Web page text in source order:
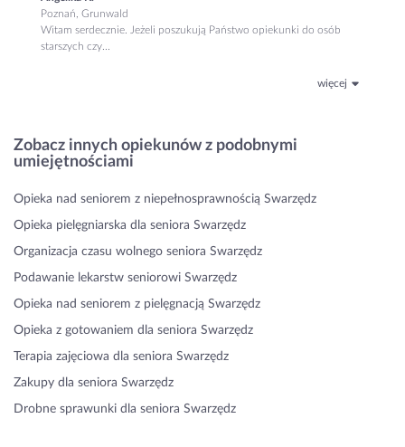
Poznań, Grunwald
Witam serdecznie. Jeżeli poszukują Państwo opiekunki do osób
starszych czy...
więcej
Zobacz innych opiekunów z podobnymi
umiejętnościami
Opieka nad seniorem z niepełnosprawnością Swarzędz
Opieka pielęgniarska dla seniora Swarzędz
Organizacja czasu wolnego seniora Swarzędz
Podawanie lekarstw seniorowi Swarzędz
Opieka nad seniorem z pielęgnacją Swarzędz
Opieka z gotowaniem dla seniora Swarzędz
Terapia zajęciowa dla seniora Swarzędz
Zakupy dla seniora Swarzędz
Drobne sprawunki dla seniora Swarzędz